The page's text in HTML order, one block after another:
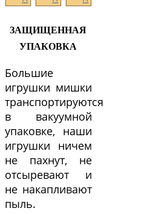
ЗАЩИЩЕННАЯ
УПАКОВКА
Большие
игрушки мишки
транспортируются
в вакуумной
упаковке, наши
игрушки ничем
не пахнут, не
отсыревают и
не накапливают
пыль.